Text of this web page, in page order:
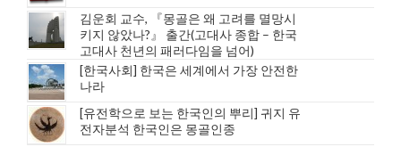
김운회 교수, 『몽골은 왜 고려를 멸망시
키지 않았나?』 출간(고대사 종합 – 한국
고대사 천년의 패러다임을 넘어)
[한국사회] 한국은 세계에서 가장 안전한
나라
[유전학으로 보는 한국인의 뿌리] 귀지 유
전자분석 한국인은 몽골인종